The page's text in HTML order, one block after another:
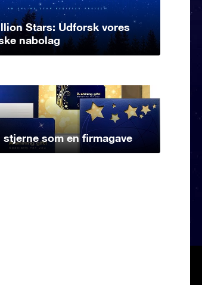
Stars: Udforsk vores
nabolag
stjerne som en firmagave